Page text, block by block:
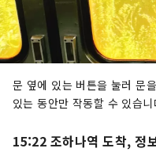
문 옆에 있는 버튼을 눌러 문
있는 동안만 작동할 수 있습니
15:22 조하나역 도착, 정